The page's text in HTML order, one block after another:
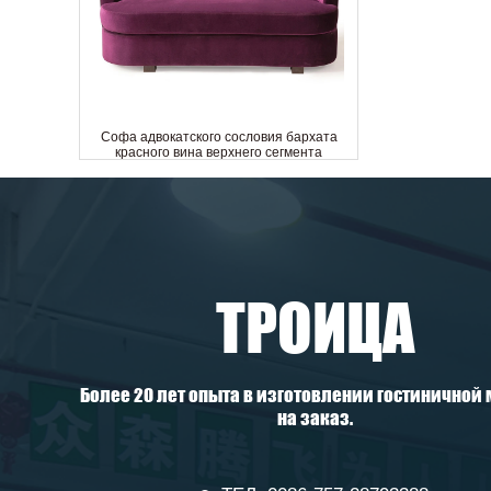
Софа адвокатского сословия бархата
красного вина верхнего сегмента
рестораном задняя
ТРОИЦА
Более 20 лет опыта в изготовлении
на заказ.